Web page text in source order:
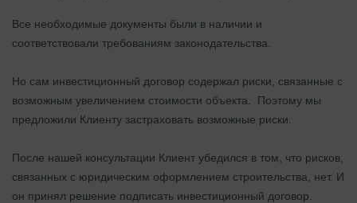
Все необходимые документы были в наличии и
соответствовали требованиям законодательства.
Но сам инвестиционный договор содержал риски, связанные с
возможным увеличением стоимости объекта. Поэтому мы
предложили Клиенту застраховать возможные риски.
После нашей консультации Клиент убедился в том, что рисков,
связанных с юридическим оформлением строительства, нет. И
он принял решение подписать инвестиционный договор.